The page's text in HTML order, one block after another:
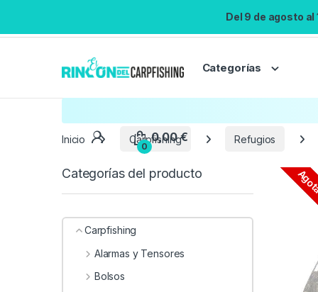
Del 9 de agosto
Categorías
Inicio Carpfishing Refugios
Categorías del producto
Carpfishing
Alarmas y Tensores
Bolsos